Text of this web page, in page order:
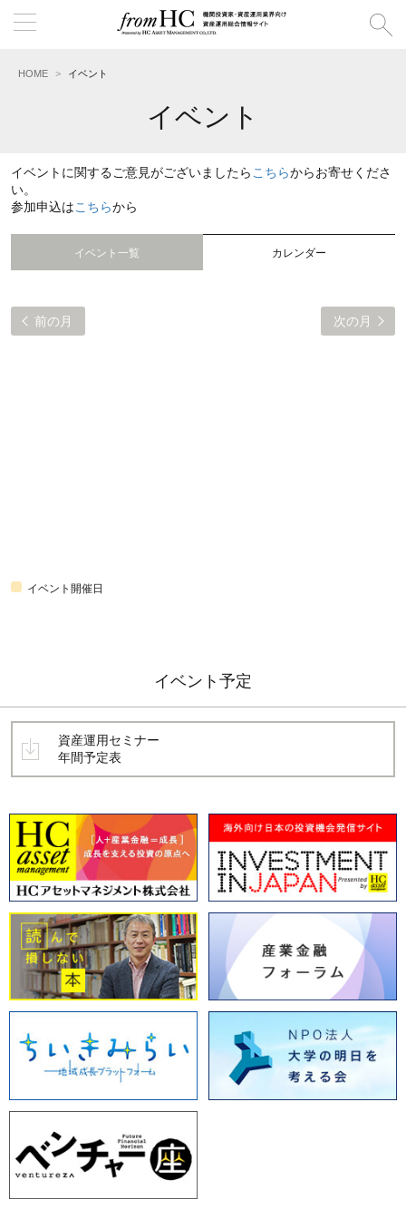
HOME イベント
イベント
イベントに関するご意見がございましたら こちらからお寄せくださ
い。
参加申込はこちらから
イベント一覧 カレンダー
前の月 次の月
イベント開催日
イベント予定
資産運用セミナー
年間予定表